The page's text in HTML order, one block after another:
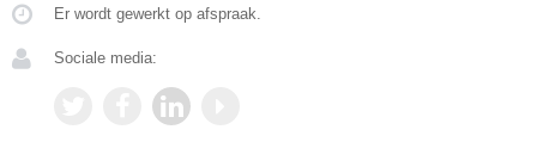
Er wordt gewerkt op afspraak.
Sociale media: